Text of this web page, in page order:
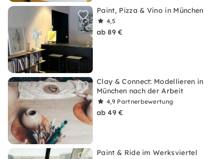
Paint, Pizza & Vino in München
4,5
ab 89 €
Clay & Connect: Modellieren in
München nach der Arbeit
4,9 Partnerbewertung
ab 49 €
Paint & Ride im Werksviertel